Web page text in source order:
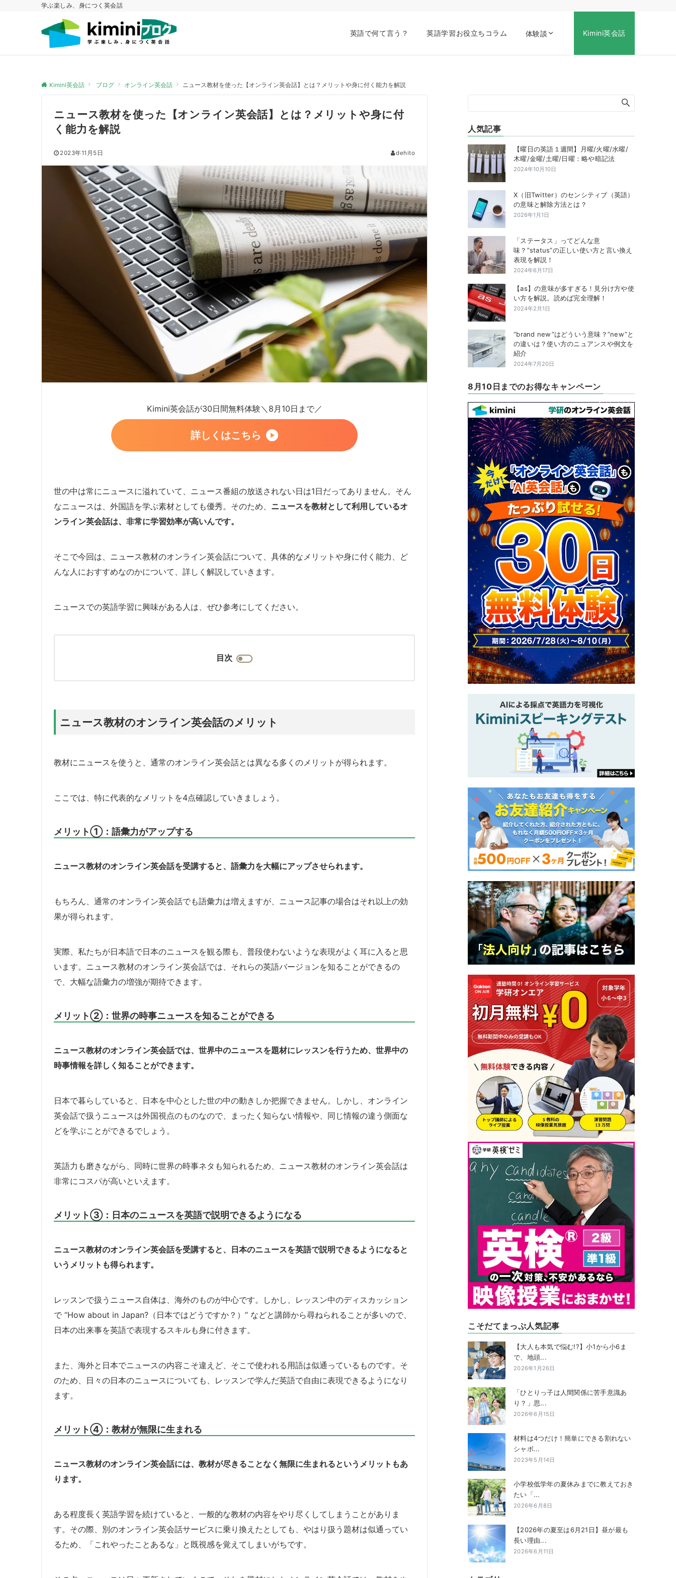
学ぶ楽しみ、身につく英会話
英語で何て言う？ 英語学習お役立ちコラム 体験談 Kimini英会話
Kimini英会話 ブログ オンライン英会話 ニュース教材を使った【オンライン英会話】とは？メリットや身に付く能力を解説
ニュース教材を使った【オンライン英会話】とは？メリットや身に付
く能力を解説
2023年11月5日 dehito
Kimini英会話が30日間無料体験＼8月10日まで／
詳しくはこちら
世の中は常にニュースに溢れていて、ニュース番組の放送されない日は1日だってありません。そん
なニュースは、外国語を学ぶ素材としても優秀。そのため、 ニュースを教材として利用しているオ
ンライン英会話は、非常に学習効率が高いんです。
そこで今回は、ニュース教材のオンライン英会話について、具体的なメリットや身に付く能力、ど
んな人におすすめなのかについて、詳しく解説していきます。
ニュースでの英語学習に興味がある人は、ぜひ参考にしてください。
目次
ニュース教材のオンライン英会話のメリット
教材にニュースを使うと、通常のオンライン英会話とは異なる多くのメリットが得られます。
ここでは、特に代表的なメリットを4点確認していきましょう。
メリット①：語彙力がアップする
ニュース教材のオンライン英会話を受講すると、語彙力を大幅にアップさせられます。
もちろん、通常のオンライン英会話でも語彙力は増えますが、ニュース記事の場合はそれ以上の効
果が得られます。
実際、私たちが日本語で日本のニュースを観る際も、普段使わないような表現がよく耳に入ると思
います。ニュース教材のオンライン英会話では、それらの英語バージョンを知ることができるの
で、大幅な語彙力の増強が期待できます。
メリット②：世界の時事ニュースを知ることができる
ニュース教材のオンライン英会話では、世界中のニュースを題材にレッスンを行うため、世界中の
時事情報を詳しく知ることができます。
日本で暮らしていると、日本を中心とした世の中の動きしか把握できません。しかし、オンライン
英会話で扱うニュースは外国視点のものなので、まったく知らない情報や、同じ情報の違う側面な
どを学ぶことができるでしょう。
英語力も磨きながら、同時に世界の時事ネタも知られるため、ニュース教材のオンライン英会話は
非常にコスパが高いといえます。
メリット③：日本のニュースを英語で説明できるようになる
ニュース教材のオンライン英会話を受講すると、日本のニュースを英語で説明できるようになると
いうメリットも得られます。
レッスンで扱うニュース自体は、海外のものが中心です。しかし、レッスン中のディスカッション
で “How about in Japan?（日本ではどうですか？）” などと講師から尋ねられることが多いので、
日本の出来事を英語で表現するスキルも身に付きます。
また、海外と日本でニュースの内容こそ違えど、そこで使われる用語は似通っているものです。そ
のため、日々の日本のニュースについても、レッスンで学んだ英語で自由に表現できるようになり
ます。
メリット④：教材が無限に生まれる
ニュース教材のオンライン英会話には、教材が尽きることなく無限に生まれるというメリットもあ
ります。
ある程度長く英語学習を続けていると、一般的な教材の内容をやり尽くしてしまうことがありま
す。その際、別のオンライン英会話サービスに乗り換えたとしても、やはり扱う題材は似通ってい
るため、「これやったことあるな」と既視感を覚えてしまいがちです。
人気記事
【曜日の英語１週間】月曜/火曜/水曜/
木曜/金曜/土曜/日曜：略や暗記法
2024年10月10日
X（旧Twitter）のセンシティブ（英語）
の意味と解除方法とは？
2026年1月1日
「ステータス」ってどんな意
味？”status”の正しい使い方と言い換え
表現を解説！
2024年6月17日
【as】の意味が多すぎる！見分け方や使
い方を解説。読めば完全理解！
2024年2月1日
“brand new”はどういう意味？”new”と
の違いは？使い方のニュアンスや例文を
紹介
2024年7月20日
8月10日までのお得なキャンペーン
こそだてまっぷ人気記事
【大人も本気で悩む!?】小1から小6ま
で、地頭...
2026年1月26日
「ひとりっ子は人間関係に苦手意識あ
り？」思...
2026年6月15日
材料は4つだけ！簡単にできる割れない
シャボ...
2023年5月14日
小学校低学年の夏休みまでに教えておき
たい「...
2026年6月8日
【2026年の夏至は6月21日】昼が最も
長い理由...
2026年6月11日